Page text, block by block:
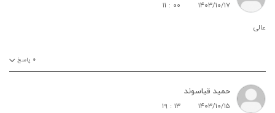
۱۴۰۳/۱۰/۱۷ ۱۱ : ۰۰
عالی
۰ پاسخ
حمید قیاسوند
۱۴۰۳/۱۰/۱۵ ۱۹ : ۱۳